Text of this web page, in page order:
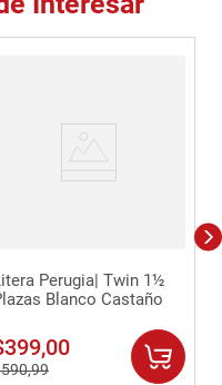
Perugia| Twin 1½
Blanco Castaño
399,00
590,99